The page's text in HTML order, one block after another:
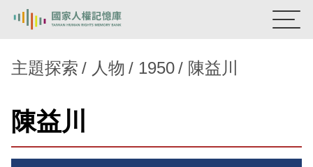
新生訓導處
主題探索
主題探索 人物 1950 陳益川
陳益川